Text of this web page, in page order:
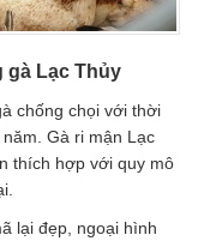
gà Lạc Thủy
chống chọi với thời
Gà ri mận Lạc
thích hợp với quy mô
lại đẹp, ngoại hình